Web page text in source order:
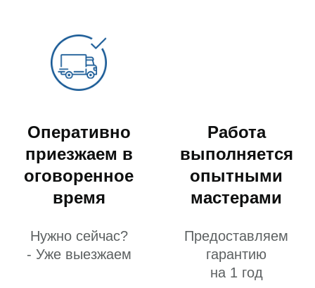
Оперативно
приезжаем в
оговоренное
время
Нужно сейчас?
- Уже выезжаем
Работа
выполняется
опытными
мастерами
Предоставляем
гарантию
на 1 год